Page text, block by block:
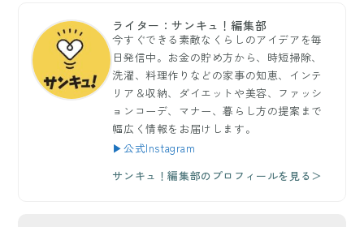
ライター：サンキュ！編集部
今すぐできる素敵なくらしのアイデアを毎
日発信中。お金の貯め方から、時短掃除、
洗濯、料理作りなどの家事の知恵、インテ
リア＆収納、ダイエットや美容、ファッシ
ョンコーデ、マナー、暮らし方の提案まで
幅広く情報をお届けします。
▶公式Instagram
サンキュ！編集部のプロフィールを見る＞